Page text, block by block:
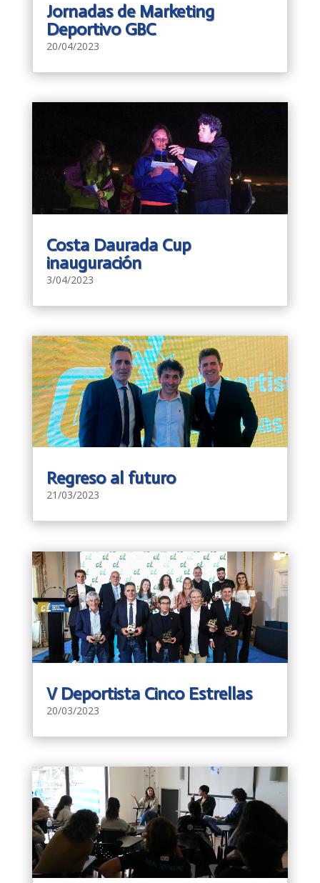
Jornadas de Marketing
Deportivo GBC
20/04/2023
Costa Daurada Cup
inauguración
3/04/2023
Regreso al futuro
21/03/2023
V Deportista Cinco Estrellas
20/03/2023